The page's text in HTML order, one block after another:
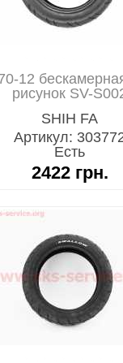
12
рисунок SV-
SHIH FA
Артикул:
Есть
2422 грн.